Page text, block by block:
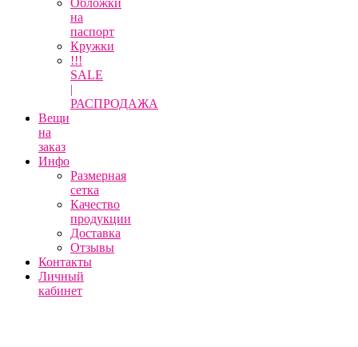
Обложки
на
паспорт
Кружки
!!!
SALE
|
РАСПРОДАЖА
Вещи
на
заказ
Инфо
Размерная
сетка
Качество
продукции
Доставка
Отзывы
Контакты
Личный
кабинет